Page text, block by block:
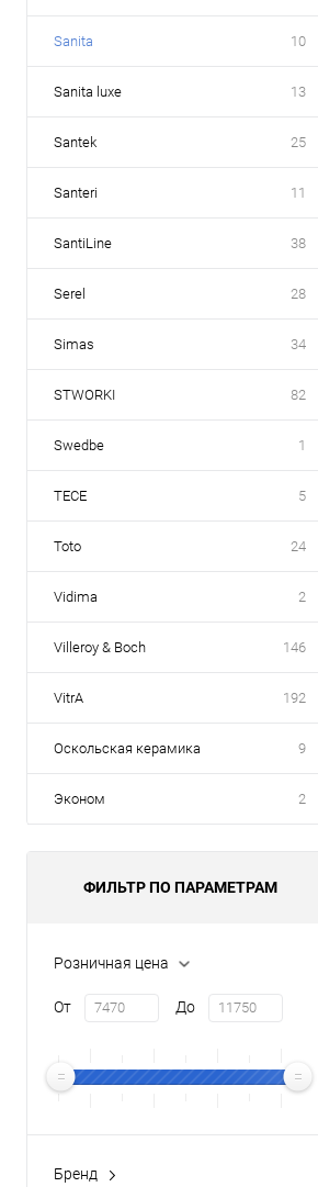
Sanita 10
Sanita luxe 13
Santek 25
Santeri 11
SantiLine 38
Serel 28
Simas 34
STWORKI 82
Swedbe 1
TECE 5
Toto 24
Vidima 2
Villeroy & Boch 146
VitrA 192
Оскольская керамика 9
Эконом 2
ФИЛЬТР ПО ПАРАМЕТРАМ
Розничная цена
От До
Бренд